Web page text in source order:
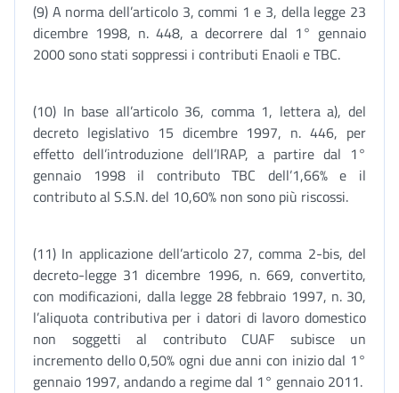
(9) A norma dell’articolo 3, commi 1 e 3, della legge 23
dicembre 1998, n. 448, a decorrere dal 1° gennaio
2000 sono stati soppressi i contributi Enaoli e TBC.
(10) In base all’articolo 36, comma 1, lettera a), del
decreto legislativo 15 dicembre 1997, n. 446, per
effetto dell’introduzione dell’IRAP, a partire dal 1°
gennaio 1998 il contributo TBC dell’1,66% e il
contributo al S.S.N. del 10,60% non sono più riscossi.
(11) In applicazione dell’articolo 27, comma 2-bis, del
decreto-legge 31 dicembre 1996, n. 669, convertito,
con modificazioni, dalla legge 28 febbraio 1997, n. 30,
l’aliquota contributiva per i datori di lavoro domestico
non soggetti al contributo CUAF subisce un
incremento dello 0,50% ogni due anni con inizio dal 1°
gennaio 1997, andando a regime dal 1° gennaio 2011.